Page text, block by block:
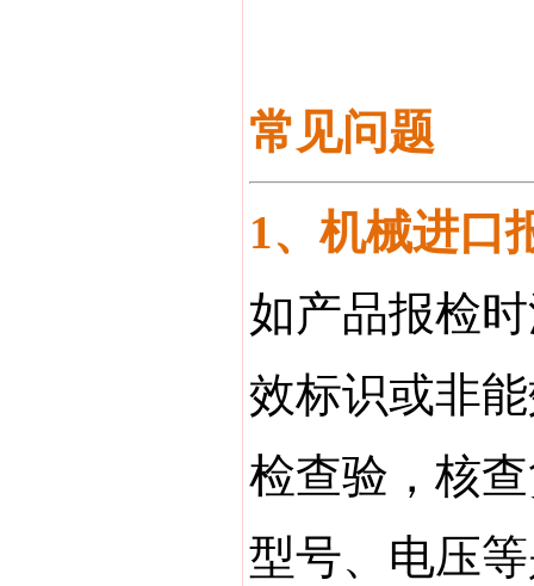
常见问题
1、机械进口
如产品报检
效标识或非
检查验，核
型号、电压